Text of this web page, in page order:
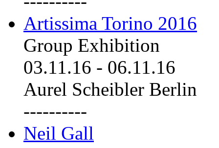
Artissima Torino 2016
Group Exhibition
03.11.16 - 06.11.16
Aurel Scheibler Berlin
----------
Neil Gall